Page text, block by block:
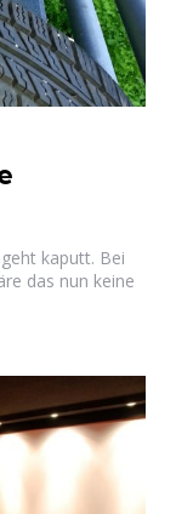
kaputt. Bei
das nun keine